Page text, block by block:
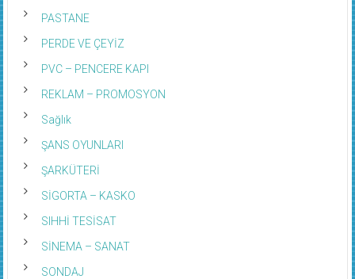
PASTANE
PERDE VE ÇEYİZ
PVC – PENCERE KAPI
REKLAM – PROMOSYON
Sağlık
ŞANS OYUNLARI
ŞARKÜTERİ
SİGORTA – KASKO
SIHHİ TESİSAT
SİNEMA – SANAT
SONDAJ